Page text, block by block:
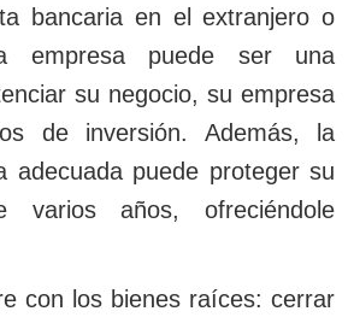
bancaria en el extranjero o
empresa puede ser una
su negocio, su empresa
de inversión. Además, la
adecuada puede proteger su
varios años, ofreciéndole
con los bienes raíces: cerrar